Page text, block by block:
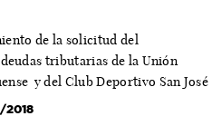
de la solicitud del
tributarias de la Unión
y del Club Deportivo San José
2018